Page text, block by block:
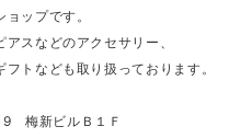
ップです。
スなどのアクセサリー、
トなども取り扱っております。
梅新ビルＢ１Ｆ